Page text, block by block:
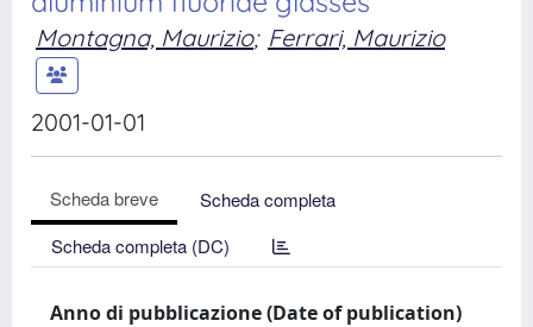
Montagna, Maurizio; Ferrari, Maurizio
2001-01-01
Scheda breve
Scheda completa
Scheda completa (DC)
Anno di pubblicazione (Date of publication)